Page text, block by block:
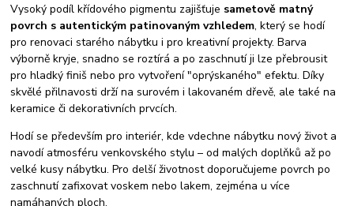
Vysoký podíl křídového pigmentu zajišťuje sametově matný
povrch s autentickým patinovaným vzhledem, který se hodí
pro renovaci starého nábytku i pro kreativní projekty. Barva
výborně kryje, snadno se roztírá a po zaschnutí ji lze přebrousit
pro hladký finiš nebo pro vytvoření "oprýskaného" efektu. Díky
skvělé přilnavosti drží na surovém i lakovaném dřevě, ale také na
keramice či dekorativních prvcích.
Hodí se především pro interiér, kde vdechne nábytku nový život a
navodí atmosféru venkovského stylu – od malých doplňků až po
velké kusy nábytku. Pro delší životnost doporučujeme povrch po
zaschnutí zafixovat voskem nebo lakem, zejména u více
namáhaných ploch.